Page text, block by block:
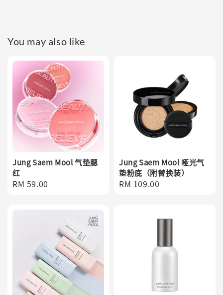
You may also like
Jung Saem Mool 气垫腮
红
Regular
RM 59.00
Jung Saem Mool 哑光气
垫粉底（附替换装）
Regular
RM 109.00